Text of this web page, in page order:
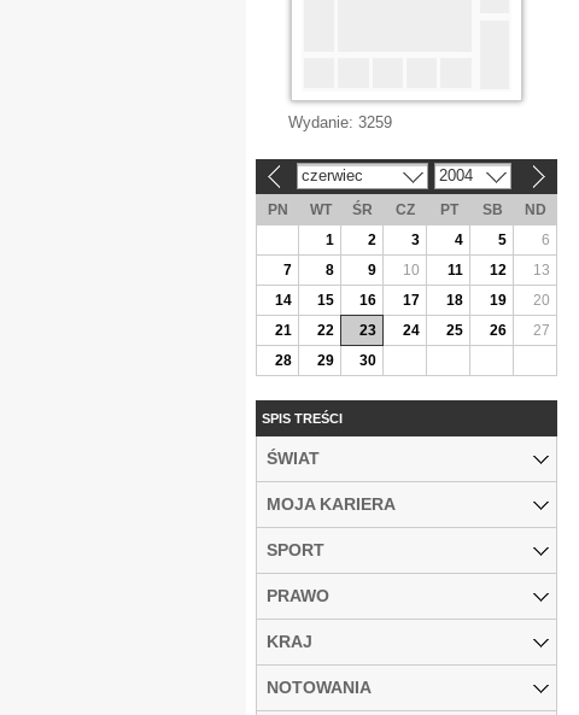
Wydanie: 3259
czerwiec 2004
PN WT ŚR CZ PT SB
ND
1
2 3 4 5
6
7
8 9 10 11 12
13
14
15 16 17 18 19
20
21
22 23 24 25 26
27
28
29 30
SPIS TREŚCI
ŚWIAT
MOJA KARIERA
SPORT
PRAWO
KRAJ
NOTOWANIA